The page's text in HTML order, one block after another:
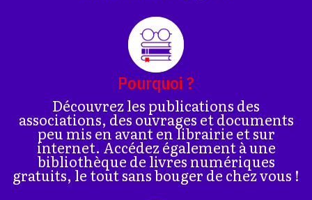
Pourquoi ?
Découvrez les publications des
associations, des ouvrages et documents
peu mis en avant en librairie et sur
internet. Accédez également à une
bibliothèque de livres numériques
gratuits, le tout sans bouger de chez vous !